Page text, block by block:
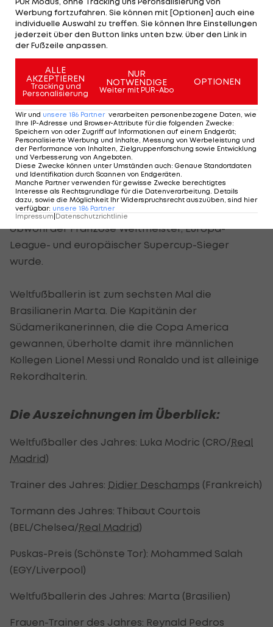
ÖFB-Teamkapitän Julian Baumgartlinger gab
Modric fünf Punkte. Dahinter entschied sich der
Leverkusen-Legionär für Antoine Griezmann (3)
auch den Sieger auf den ersten Platz, platzierte
dahinter aber Ronaldo bzw. Frankreichs Jungstar
Kylian Mbappe.
Dabei kam Messi trotz des Gewinns des
spanischen Doubles und des Goldenen Schuhs für
Europas treffsichersten Torschützen 2017/18 nicht
unter die Top-3. Auch Atletico-Madrid-Goalgetter
Antoine Griezmann blieb außen vor - und das,
obwohl der Franzose Weltmeister, Europa-
League- und europäischer Supercup-Sieger
wurde.
Weltfußballerin ist zum sechsten Mal die
Brasilianerin Marta. Die Kapitänin der
Südamerikanerinnen, die die Copa America
gewannen, überholte damit ihre männlichen
Kollegen Lionel Messi und Ronaldo und ist alleinige
Rekordhalterin.
Die Auszeichnungen im Überblick:
Weltfußballer des Jahres: Luka Modric (CRO/Real
Madrid)
Trainer des Jahres: Didier Deschamps (Frankreich)
Tormann des Jahres: Thibaut Courtois
(BEL/Chelsea/Real Madrid)
Puskas-Preis (Schönste Tor): Mohammed Salah
(EGY/Liverpool)
Weltfußballerin des Jahres: Marta (Brasilien)
Frauen-Trainer des Jahres: Reynald Pedros
Werbung fortzufahren. Sie können mit [Optionen] auch eine
individuelle Auswahl zu treffen. Sie können Ihre Einstellungen
jederzeit über den Button links unten bzw. über den Link in
der Fußzeile anpassen.
ALLE
AKZEPTIEREN
Tracking und
Personalisierung
NUR
NOTWENDIGE
Weiter mit PUR-Abo
OPTIONEN
Wir und unsere 186 Partner verarbeiten personenbezogene Daten, wie
Ihre IP-Adresse und Browser-Attribute für die folgenden Zwecke:
Speichern von oder Zugriff auf Informationen auf einem Endgerät;
Personalisierte Werbung und Inhalte, Messung von Werbeleistung und
der Performance von Inhalten, Zielgruppenforschung sowie Entwicklung
und Verbesserung von Angeboten
Diese Zwecke können unter Umständen auch: Genaue Standortdaten
und Identifikation durch Scannen von Endgeräten
Manche Partner verwenden für gewisse Zwecke berechtigtes
Interesse als Rechtsgrundlage für die Datenverarbeitung. Details
dazu, sowie die Möglichkeit Ihr Widerspruchsrecht auszuüben, sind hier
verfügbar: unsere 186 Partner
Impressum|Datenschutzrichtlinie